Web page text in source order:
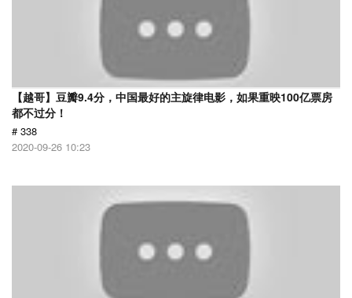
【越哥】豆瓣9.4分，中国最好的主旋律电影，如果重映100亿票房
都不过分！
# 338
2020-09-26 10:23